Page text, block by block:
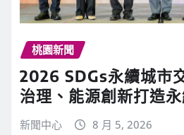
桃園新聞
2026 SDGs永續城市
治理、能源創新打造
新聞中心 8 月 5, 2026